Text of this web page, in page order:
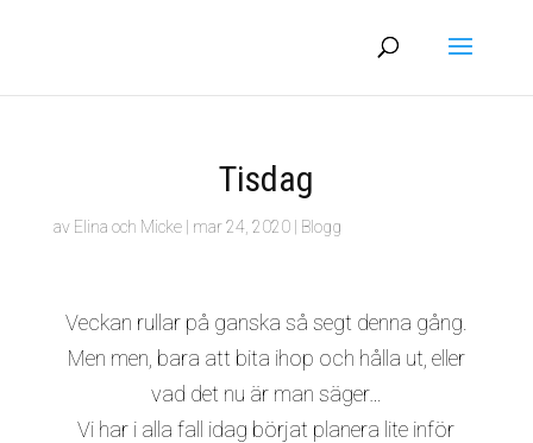
Tisdag
av Elina och Micke| mar 24, 2020| Blogg
Veckan rullar på ganska så segt denna gång.
Men men, bara att bita ihop och hålla ut, eller
vad det nu är man säger…
Vi har i alla fall idag börjat planera lite inför